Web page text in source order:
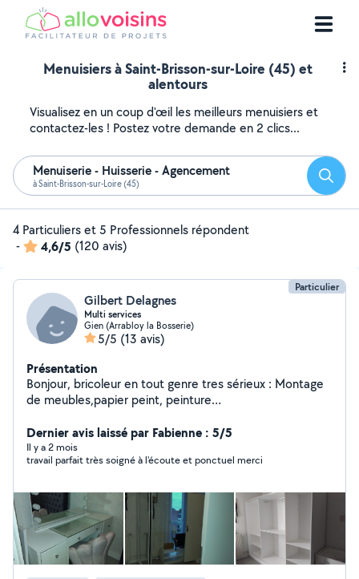
Menuisiers à Saint-Brisson-sur-Loire (45) et
alentours
Visualisez en un coup d'œil les meilleurs menuisiers et
contactez-les ! Postez votre demande en 2 clics...
Menuiserie - Huisserie - Agencement
à Saint-Brisson-sur-Loire (45)
4 Particuliers et 5 Professionnels répondent
-
4,6/5 (120 avis)
Particulier
Gilbert Delagnes
Multi services
Gien (Arrabloy la Bosserie)
5/5 (13 avis)
Présentation
Bonjour, bricoleur en tout genre tres sérieux : Montage
de meubles,papier peint, peinture
encombrants, tonte de pelouse,etc. Je suis disponible
Dernier avis laissé par Fabienne : 5/5
Il y a 2 mois
travail parfait très soigné à l'écoute et ponctuel merci